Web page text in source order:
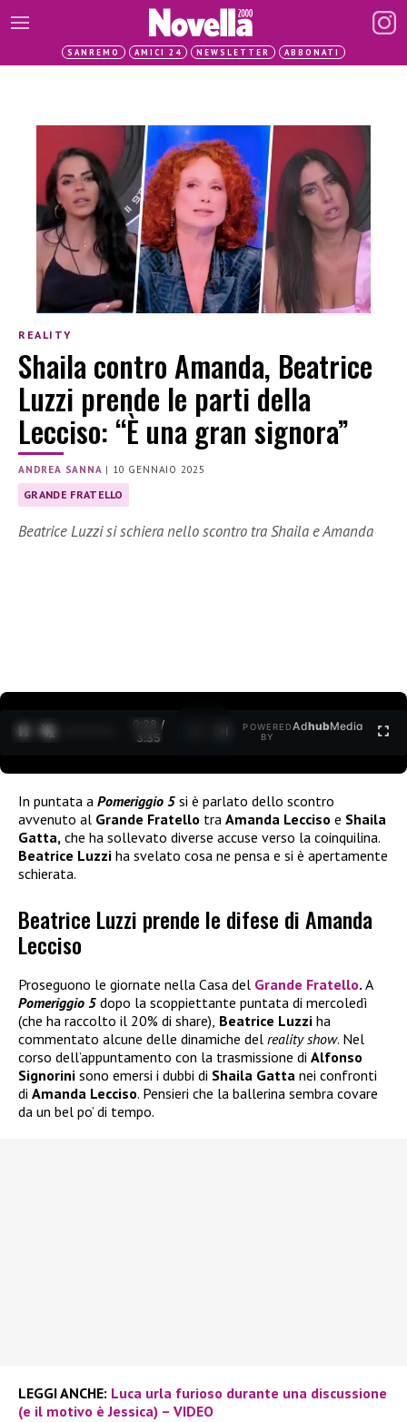
SANREMO AMICI 24 NEWSLETTER ABBONATI
REALITY
Shaila contro Amanda, Beatrice
Luzzi prende le parti della
Lecciso: “È una gran signora”
ANDREA SANNA | 10 GENNAIO 2025
GRANDE FRATELLO
Beatrice Luzzi si schiera nello scontro tra Shaila e Amanda
0:29 /
3:35
POWERED
BY
AdhubMedia
In puntata a Pomeriggio 5 si è parlato dello scontro
avvenuto al Grande Fratello tra Amanda Lecciso e Shaila
Gatta, che ha sollevato diverse accuse verso la coinquilina.
Beatrice Luzzi ha svelato cosa ne pensa e si è apertamente
schierata.
Beatrice Luzzi prende le difese di Amanda
Lecciso
Proseguono le giornate nella Casa del Grande Fratello. A
Pomeriggio 5 dopo la scoppiettante puntata di mercoledì
(che ha raccolto il 20% di share), Beatrice Luzzi ha
commentato alcune delle dinamiche del reality show. Nel
corso dell’appuntamento con la trasmissione di Alfonso
Signorini sono emersi i dubbi di Shaila Gatta nei confronti
di Amanda Lecciso. Pensieri che la ballerina sembra covare
da un bel po’ di tempo.
LEGGI ANCHE: Luca urla furioso durante una discussione
(e il motivo è Jessica) – VIDEO